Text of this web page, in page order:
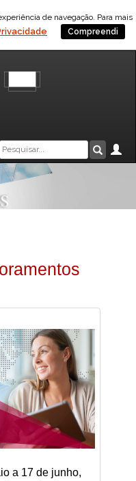
de navegação. Para mais
Compreendi
Caixa
de
pesquisa
a 17 de junho,